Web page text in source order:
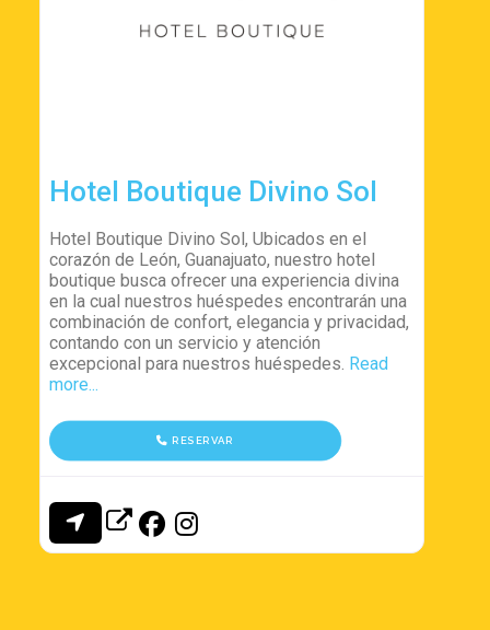
Hotel Boutique Divino Sol
Hotel Boutique Divino Sol, Ubicados en el
corazón de León, Guanajuato, nuestro hotel
boutique busca ofrecer una experiencia divina
en la cual nuestros huéspedes encontrarán una
combinación de confort, elegancia y privacidad,
contando con un servicio y atención
excepcional para nuestros huéspedes. Read
more...
RESERVAR